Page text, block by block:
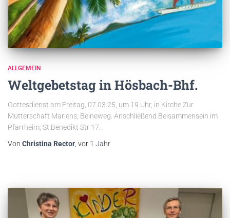
ALLGEMEIN
Weltgebetstag in Hösbach-Bhf.
Gottesdienst am Freitag, 07.03.25, um 19 Uhr, in Kirche Zur
Mutterschaft Mariens, Beineweg. Anschließend Beisammensein im
Pfarrheim, St.Benedikt Str 17.
Von Christina Rector , vor 1 Jahr